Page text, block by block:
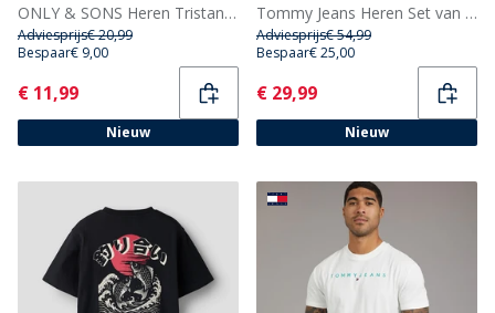
ONLY & SONS Heren Tristan Relaxed Mori T-shirt Black Onyx
Adviesprijs€ 20,99
Bespaar€ 9,00
Current
€ 11,99
Nieuw
Tommy Jeans Heren Set van 2 Lineaire T-shirts Ecru/Zwart
Adviesprijs€ 54,99
Bespaar€ 25,00
Current
€ 29,99
Nieuw